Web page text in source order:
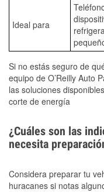
Ideal para
Si no estás seguro de
equipo de O’Reilly Auto
las soluciones
corte de energía
¿Cuáles son las
necesita
Considera preparar tu
huracanes si notas